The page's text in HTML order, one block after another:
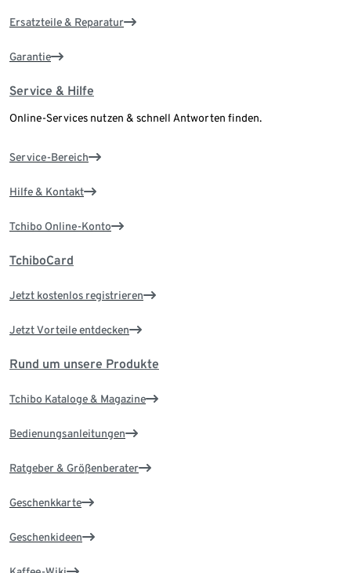
Ersatzteile & Reparatur
Garantie
Service & Hilfe
Online-Services nutzen & schnell Antworten finden.
Service-Bereich
Hilfe & Kontakt
Tchibo Online-Konto
TchiboCard
Jetzt kostenlos registrieren
Jetzt Vorteile entdecken
Rund um unsere Produkte
Tchibo Kataloge & Magazine
Bedienungsanleitungen
Ratgeber & Größenberater
Geschenkkarte
Geschenkideen